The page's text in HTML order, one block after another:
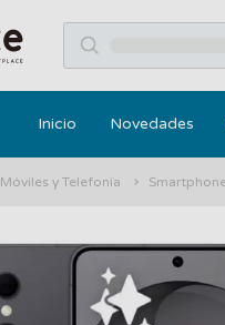
Inicio Novedades
Móviles y Telefonía